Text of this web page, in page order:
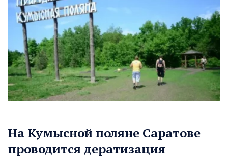
На Кумысной поляне Саратове
проводится дератизация